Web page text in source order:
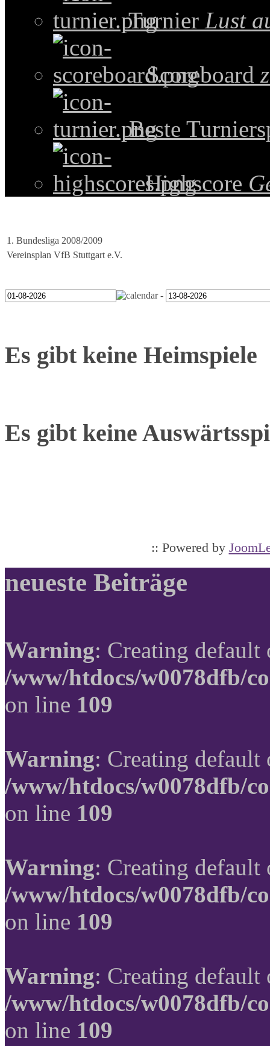
Turnier Lust
Scoreboard
Beste
Highscore
1. Bundesliga 2008/2009
Vereinsplan VfB Stuttgart e.V.
-
Es gibt keine Heimspiele
Es gibt keine
:: Powered by
neueste Beiträge
Warning: Creating
/www/htdocs/w0078dfb/
on line 109
Warning: Creating
/www/htdocs/w0078dfb/
on line 109
Warning: Creating
/www/htdocs/w0078dfb/
on line 109
Warning: Creating
/www/htdocs/w0078dfb/
on line 109